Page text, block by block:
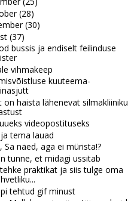
(28)
(30)
(37)
bussis ja endiselt feilinduse
vihmakeep
kuuteema-
on haista lähenevat silmakliiniku
videopostituseks
tema lauad
Sa näed, aga ei mürista!?
tunne, et midagi ussitab
praktikat ja siis tulge oma
tehtud gif minust